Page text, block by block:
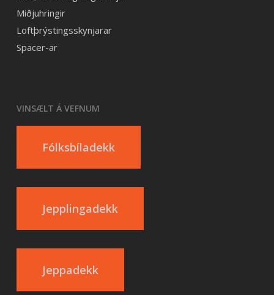
Miðjuhringir
Loftþrýstingsskynjarar
Spacer-ar
VINSÆLT Á VEFNUM
Fólksbíladekk
Jepplingadekk
Jeppadekk